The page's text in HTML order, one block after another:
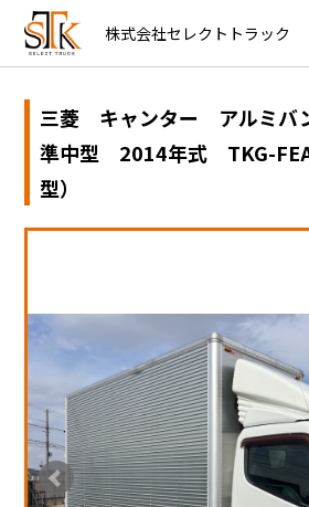
株式会社セレクトトラック
三菱 キャンター アルミ
準中型 2014年式 TKG-
型）